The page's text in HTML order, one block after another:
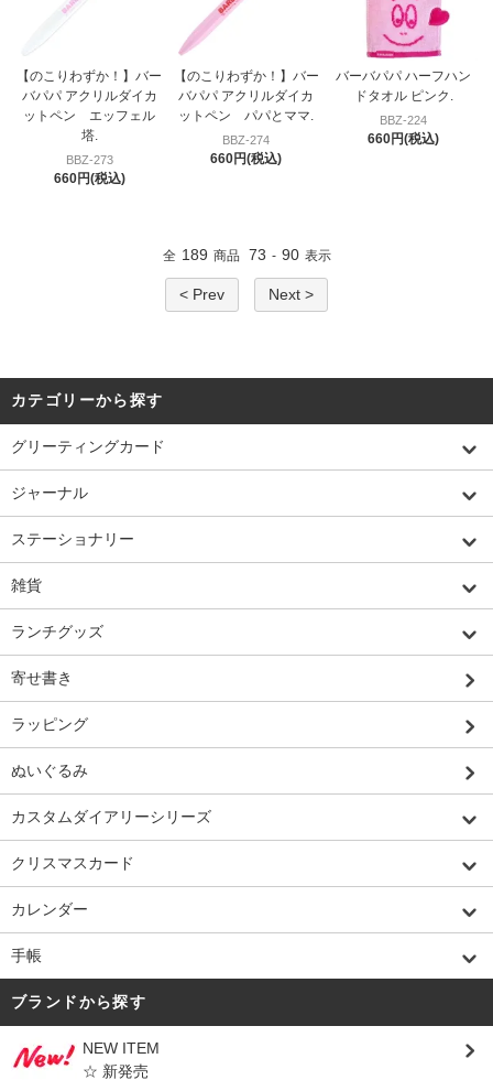
【のこりわずか！】バー
バパパ アクリルダイカ
ットペン エッフェル
塔.
BBZ-273
660円(税込)
【のこりわずか！】バー
バパパ アクリルダイカ
ットペン パパとママ.
BBZ-274
660円(税込)
バーバパパ ハーフハン
ドタオル ピンク.
BBZ-224
660円(税込)
全 189 商品 73 - 90 表示
< Prev Next >
カテゴリーから探す
グリーティングカード
ジャーナル
ステーショナリー
雑貨
ランチグッズ
寄せ書き
ラッピング
ぬいぐるみ
カスタムダイアリーシリーズ
クリスマスカード
カレンダー
手帳
ブランドから探す
NEW ITEM
☆ 新発売